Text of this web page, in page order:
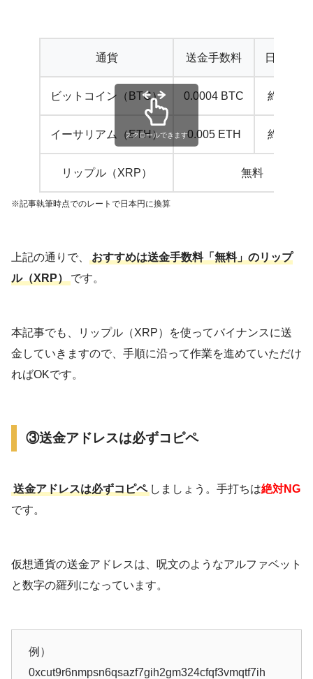
通貨 送金手数料 日本円換
ビットコイン（BTC） 0.0004 BTC 約1,500
イーサリアム（ETH） 0.005 ETH 約1,200
リップル（XRP） 無料
スクロールできます
※記事執筆時点でのレートで日本円に換算
上記の通りで、
おすすめは送金手数料「無料」のリップ
ル（XRP）
です。
本記事でも、リップル（XRP）を使ってバイナンスに送
金していきますので、手順に沿って作業を進めていただけ
ればOKです。
③送金アドレスは必ずコピペ
送金アドレスは必ずコピペ しましょう。手打ちは絶対NG
です。
仮想通貨の送金アドレスは、呪文のようなアルファベット
と数字の羅列になっています。
例）
0xcut9r6nmpsn6qsazf7gih2gm324cfqf3vmqtf7ih